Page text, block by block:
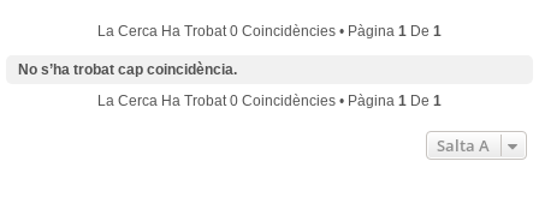
La Cerca Ha Trobat 0 Coincidències • Pàgina 1 De 1
No s’ha trobat cap coincidència.
La Cerca Ha Trobat 0 Coincidències • Pàgina 1 De 1
Salta A